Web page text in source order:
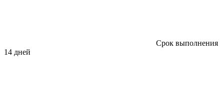
Срок выполнения
14 дней